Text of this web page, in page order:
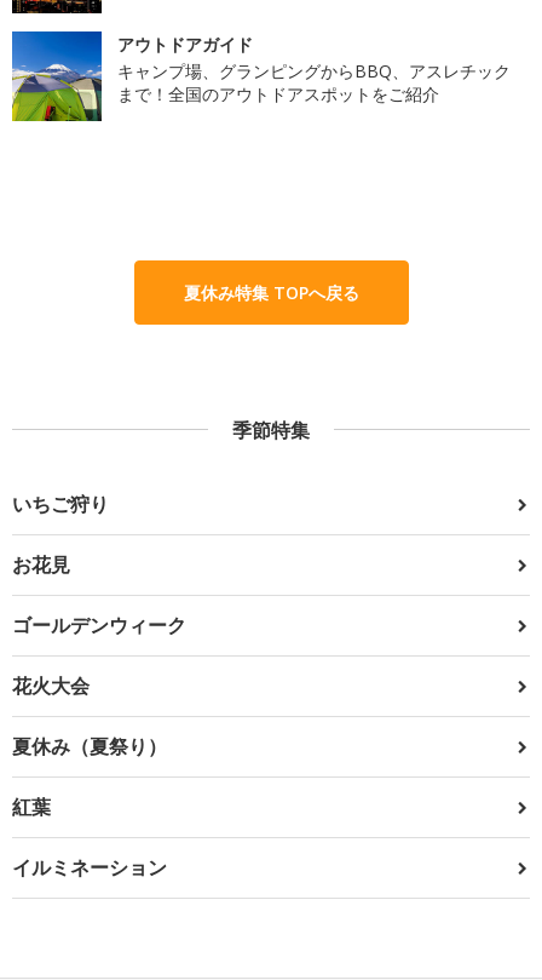
アウトドアガイド
キャンプ場、グランピングからBBQ、アスレチック
まで！全国のアウトドアスポットをご紹介
夏休み特集 TOPへ戻る
季節特集
いちご狩り
お花見
ゴールデンウィーク
花火大会
夏休み（夏祭り）
紅葉
イルミネーション